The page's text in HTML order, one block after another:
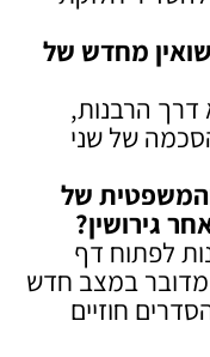
מחדש של
דרך הרבנות,
של שני
של
גירושין?
לפתוח דף
במצב חדש
חוזיים